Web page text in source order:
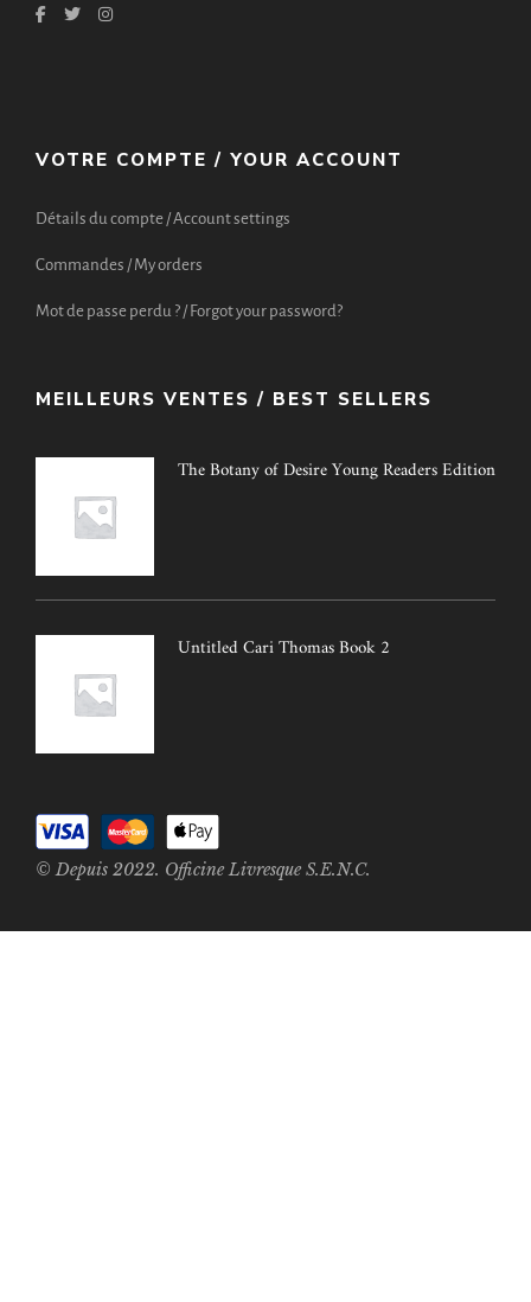
VOTRE COMPTE / YOUR ACCOUNT
Détails du compte / Account settings
Commandes / My orders
Mot de passe perdu ? / Forgot your password?
MEILLEURS VENTES / BEST SELLERS
The Botany of Desire Young Readers Edition
Untitled Cari Thomas Book 2
© Depuis 2022. Officine Livresque S.E.N.C.